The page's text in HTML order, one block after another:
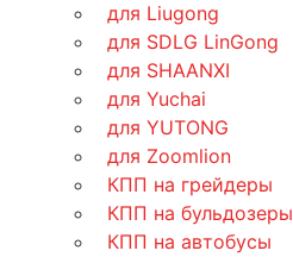
для Liugong
для SDLG LinGong
для SHAANXI
для Yuchai
для YUTONG
для Zoomlion
КПП на грейдеры
КПП на бульдозеры
КПП на автобусы